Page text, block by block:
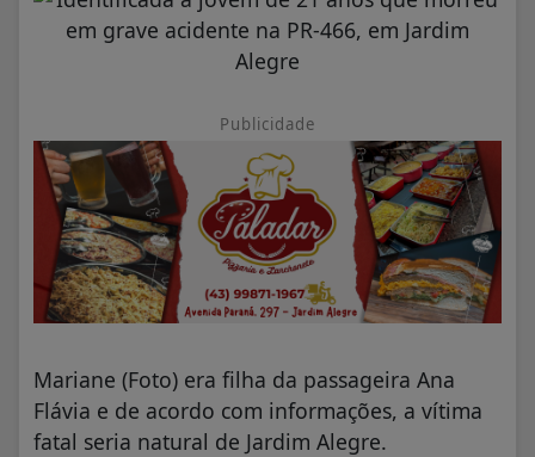
Publicidade
Mariane (Foto) era filha da passageira Ana
Flávia e de acordo com informações, a vítima
fatal seria natural de Jardim Alegre.